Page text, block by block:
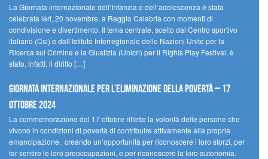
La Giornata internazionale dell’Infanzia e dell’adolescenza è stata
celebrata ieri, 20 novembre, a Reggio Calabria con momenti di
condivisione e divertimento. Il tema centrale, scelto dal Centro sportivo
italiano (Csi) e dall’Istituto Interregionale delle Nazioni Unite per la
Ricerca sul Crimine e la Giustizia (Unicri) per il Rights Play Festival, è
stato, infatti, il diritto […]
Giornata internazionale per l’eliminazione della povertà – 17
ottobre 2024
La commemorazione del 17 ottobre riflette la volontà delle persone che
vivono in condizioni di povertà di contribuire attivamente alla propria
emancipazione, creando un’opportunità per riconoscere i loro sforzi, per
far sentire le loro preoccupazioni, e per riconoscere la loro autonomia.